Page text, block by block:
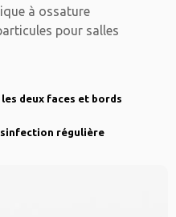
à ossature
pour salles
deux faces et bords
régulière